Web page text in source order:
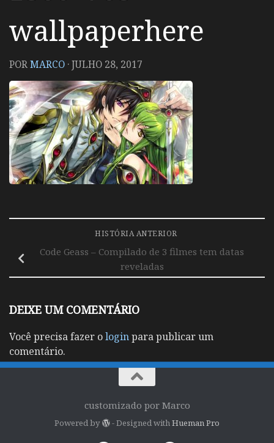
wallpaperhere
PORMARCO ·JULHO 28, 2017
HISTÓRIA ANTERIOR
Code Geass – Compilado de 3 filmes tem datas
reveladas
DEIXE UM COMENTÁRIO
Você precisa fazer ologinpara publicar um
comentário.
customizado por Marco
Powered by - Designed with Hueman Pro